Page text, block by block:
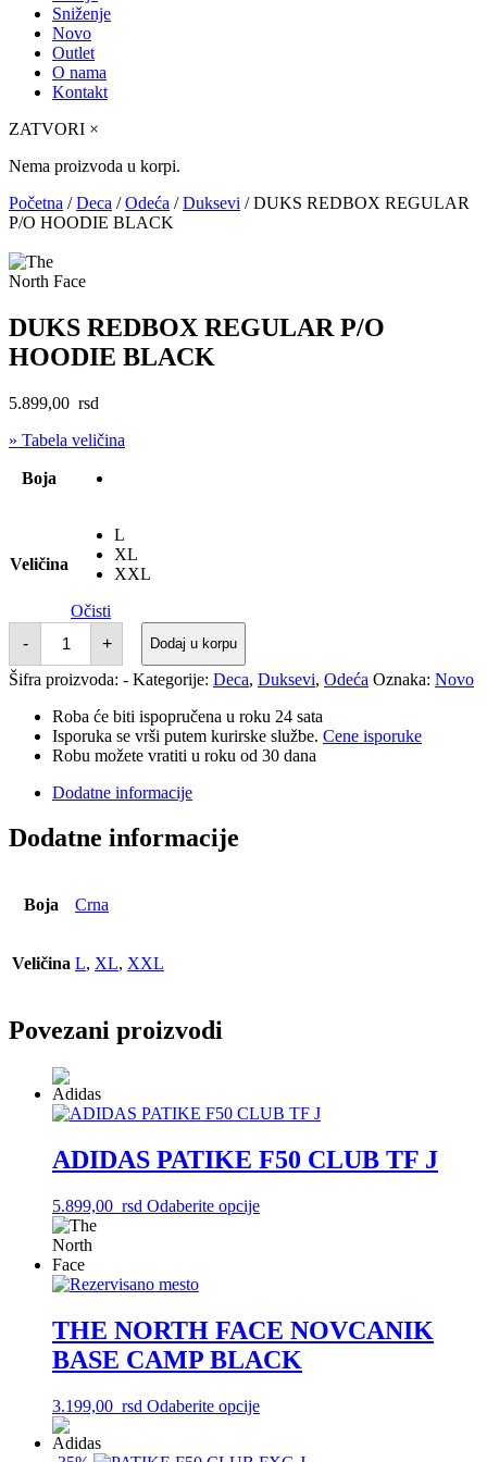
Sniženje
Novo
Outlet
O nama
Kontakt
ZATVORI ×
Nema proizvoda u korpi.
Početna /Deca /Odeća /Duksevi / DUKS REDBOX REGULAR
P/O HOODIE BLACK
DUKS REDBOX REGULAR P/O
HOODIE BLACK
5.899,00 rsd
» Tabela veličina
Boja
Veličina
L
XL
XXL
Očisti
-
DUKS
REDBOX
REGULAR
P/O
BLACK
količina
+ Dodaj u korpu
Šifra proizvoda: - Kategorije: Deca, Duksevi, Odeća Oznaka: Novo
Roba će biti ispopručena u roku 24 sata
Isporuka se vrši putem kurirske službe. Cene isporuke
Robu možete vratiti u roku od 30 dana
Dodatne informacije
Dodatne informacije
Boja Crna
Veličina L, XL, XXL
Povezani proizvodi
ADIDAS PATIKE F50 CLUB TF J
5.899,00 rsd Odaberite opcijeOvaj
mogu
biti
izabrane
stranici
proizvoda.
THE NORTH FACE NOVCANIK
BASE CAMP BLACK
3.199,00 rsd Odaberite opcijeOvaj